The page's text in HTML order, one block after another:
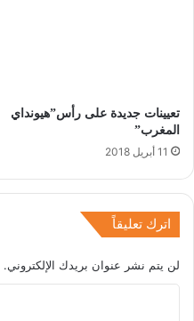
تعيينات جديدة على رأس”هيونداي
المغرب”
11 أبريل 2018
اترك تعليقاً
لن يتم نشر عنوان بريدك الإلكتروني.